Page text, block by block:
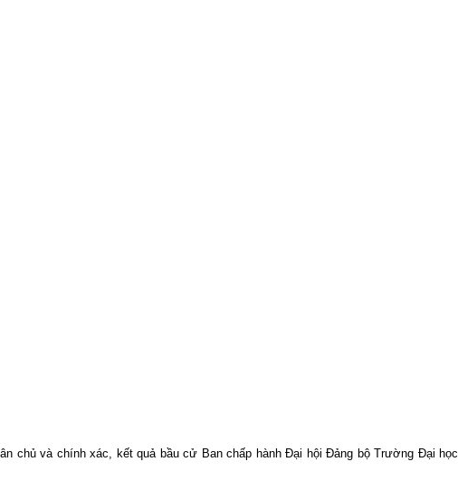
chủ và chính xác, kết quả bầu cử Ban chấp hành Đại hội Đảng bộ Trường Đại học